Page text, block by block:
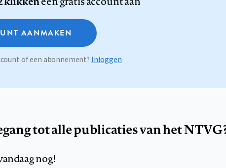
AANMAKEN
of een abonnement? Inloggen
tot alle publicaties van het
nog!